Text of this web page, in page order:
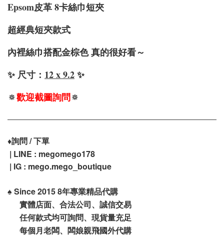
Epsom皮革 8卡絲巾短夾
超經典短夾款式
內裡絲巾搭配金棕色 真的很好看～
✨ 尺寸： 12 x 9.2✨
🔅歡迎截圖詢問🔅
♦️詢問 / 下單
| LINE : megomego178
| IG : mego.mego_boutique
♠️ Since 2015 8年專業精品代購
實體店面、合法公司、誠信交易
任何款式均可詢問、現貨量充足
每個月老闆、闆娘親飛國外代購